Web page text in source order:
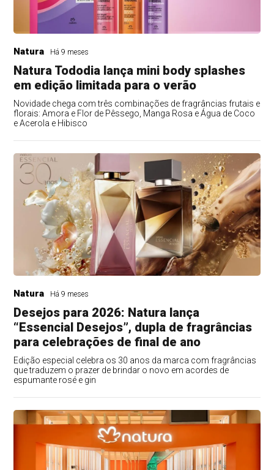
Natura Há 9 meses
Natura Tododia lança mini body splashes
em edição limitada para o verão
Novidade chega com três combinações de fragrâncias frutais e
florais: Amora e Flor de Pêssego, Manga Rosa e Água de Coco
e Acerola e Hibisco
Natura Há 9 meses
Desejos para 2026: Natura lança
“Essencial Desejos”, dupla de fragrâncias
para celebrações de final de ano
Edição especial celebra os 30 anos da marca com fragrâncias
que traduzem o prazer de brindar o novo em acordes de
espumante rosé e gin